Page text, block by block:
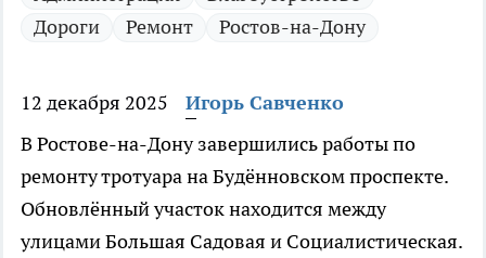
Дороги
Ремонт Ростов-на-Дону
12 декабря 2025
Игорь Савченко
В Ростове-на-Дону завершились работы по
ремонту тротуара на Будённовском проспекте.
Обновлённый участок находится между
улицами Большая Садовая и Социалистическая.